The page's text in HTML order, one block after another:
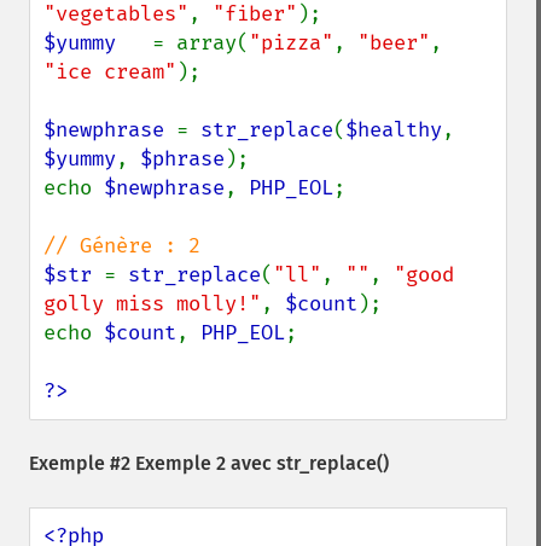
"vegetables" , "fiber"
$yummy = array( "pizza" , "beer"
"ice cream" );
$newphrase = str_replace($healthy
$yummy, $phrase );
echo $newphrase, PHP_EOL;
$str = str_replace( "ll" , "" , "good
golly miss molly!" , $count );
echo $count, PHP_EOL;
?>
Exemple #2 Exemple 2 avec str_replace()